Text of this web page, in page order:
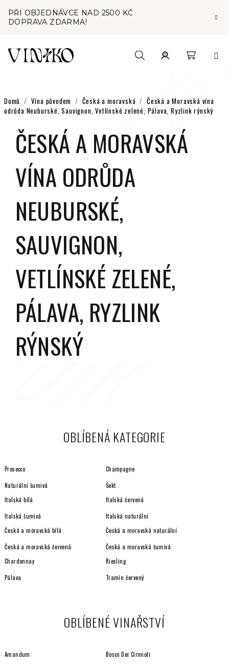
obsah
PŘI OBJEDNÁVCE NAD 2500 KČ
DOPRAVA ZDARMA!
košík
Domů / Vína původem / Česká a moravská / Česká a Moravská vína
odrůda Neuburské, Sauvignon, Vetlínské zelené, Pálava, Ryzlink rýnský
ČESKÁ A MORAVSKÁ
VÍNA ODRŮDA
NEUBURSKÉ,
SAUVIGNON,
VETLÍNSKÉ ZELENÉ,
PÁLAVA, RYZLINK
RÝNSKÝ
OBLÍBENÁ KATEGORIE
Prosecco Champagne
Naturální šumivá
Sekt
Italská bílá
Italská červená
Italská šumivá
Italská naturální
Česká a moravská bílá
Česká a moravská naturální
Česká a moravská červená
Česká a moravská šumivá
Chardonnay
Riesling
Pálava Tramín červený
OBLÍBENÉ VINAŘSTVÍ
Amandum Bosco Dei Cirmioli